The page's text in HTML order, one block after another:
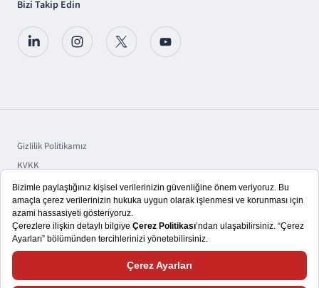
Bizi Takip Edin
Gizlilik Politikamız
KVKK
Sorumluluk
Bilgi Toplumu Hizmetleri